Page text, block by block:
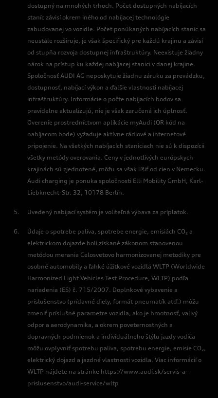
dostupný na mnohých trhoch. Počet dostupných nabíjacích
staníc závisí okrem iného od nabíjacej technológie
zabudovanej vo vozidle. Počet ponúkaných nabíjacích staníc sa
neustále rozširuje, je však špecifický pre každú krajinu a závisí
od stupňa rozvoja dostupnej infraštruktúry. Neexistuje žiadny
nárok na prístup ku každej nabíjacej stanici v danej krajine.
Spoločnosť AUDI AG neposkytuje žiadnu záruku za prevádzku,
dostupnosť, nabíjací výkon a ďalšie vlastnosti nabíjacej
infraštruktúry. Informácie o počte nabíjacích bodov sa
pravidelne aktualizujú, nie je však zaručená ich úplnosť.
Overenie prostredníctvom aplikácie myAudi (QR kód na
nabíjacom bode) vyžaduje aktívne rádiové a internetové
pripojenie. Na všetkých nabíjacích staniciach nie sú k dispozícii
všetky metódy overovania. Ceny v jednotlivých európskych
krajinách sú zjednotené, môžu sa však líšiť od cien v Nemecku.
Audi charging je ponuka spoločnosti Elli Mobility GmbH, Karl-
Liebknecht-Str. 32, 10178 Berlín.
Uvedený nabíjací systém je voliteľná výbava za príplatok.
Údaje o spotrebe paliva, spotrebe energie, emisiách CO₂ a
elektrickom dojazde boli získané zákonom stanovenou
metódou merania Celosvetovo harmonizovanej metodiky pre
osobné automobily a ľahké úžitkové vozidlá WLTP (Worldwide
Harmonized Light Vehicles Test Procedure, WLTP) podľa
nariadenia (ES) č. 715/2007. Doplnkové vybavenie a
príslušenstvo (prídavné diely, formát pneumatík atď.) môžu
zmeniť príslušné parametre vozidla, ako je hmotnosť, valivý
odpor a aerodynamika, a okrem poveternostných a
dopravných podmienok a individuálneho štýlu jazdy vodiča
môžu ovplyvniť spotrebu paliva, spotrebu energie, emisie CO₂,
elektrický dojazd a jazdné vlastnosti vozidla. Viac informácií o
WLTP nájdete na stránke https://www.audi.sk/servis-a-
prislusenstvo/audi-service/wltp